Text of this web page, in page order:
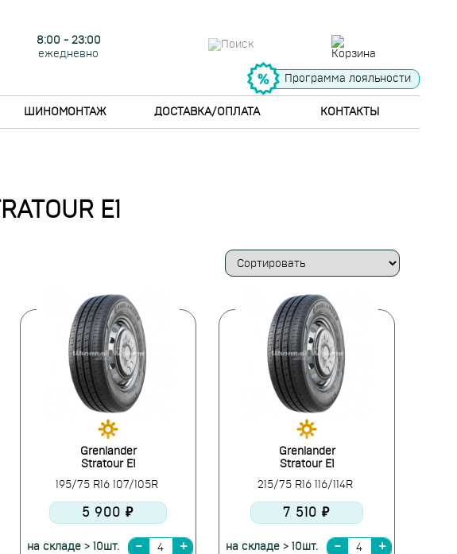
8:00 - 23:00
ежедневно
Программа лояльности
ШИНОМОНТАЖ ДОСТАВКА/ОПЛАТА КОНТАКТЫ
E1
Grenlander
Stratour E1
195/75 R16 107/105R
5 900 ₽
на складе > 10шт.
Grenlander
Stratour E1
215/75 R16 116/114R
7 510 ₽
на складе > 10шт.